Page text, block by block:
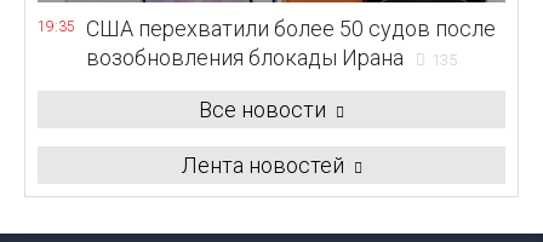
19:35
США перехватили более 50 судов после
возобновления блокады Ирана
135
Все новости
Лента новостей